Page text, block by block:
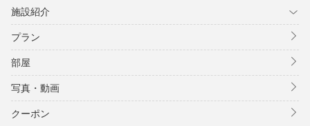
施設紹介
プラン
部屋
写真・動画
クーポン